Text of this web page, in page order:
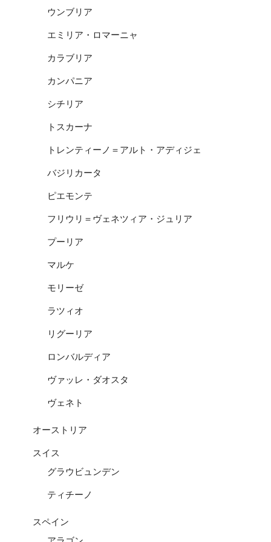
ウンブリア
エミリア・ロマーニャ
カラブリア
カンパニア
シチリア
トスカーナ
トレンティーノ＝アルト・アディジェ
バジリカータ
ピエモンテ
フリウリ＝ヴェネツィア・ジュリア
プーリア
マルケ
モリーゼ
ラツィオ
リグーリア
ロンバルディア
ヴァッレ・ダオスタ
ヴェネト
オーストリア
スイス
グラウビュンデン
ティチーノ
スペイン